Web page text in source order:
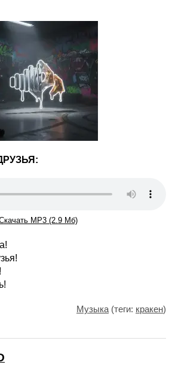
MP3 (2.9 Мб)
Музыка (теги: кракен)